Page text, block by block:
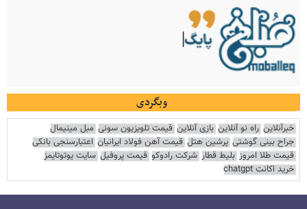
وبگردی
خبرآنلاین راه نو آنلاین بازی آنلاین قیمت تلویزیون سونی مبل مینیمال
جراح بینی گوشتی پرشین هتل قیمت آهن فولاد ایرانیان اعتبارسنجی بانکی
قیمت طلا امروز بلیط قطار شرکت رادوکو قیمت پروفیل سایت یوتوتایمز
خرید اکانت chatgpt